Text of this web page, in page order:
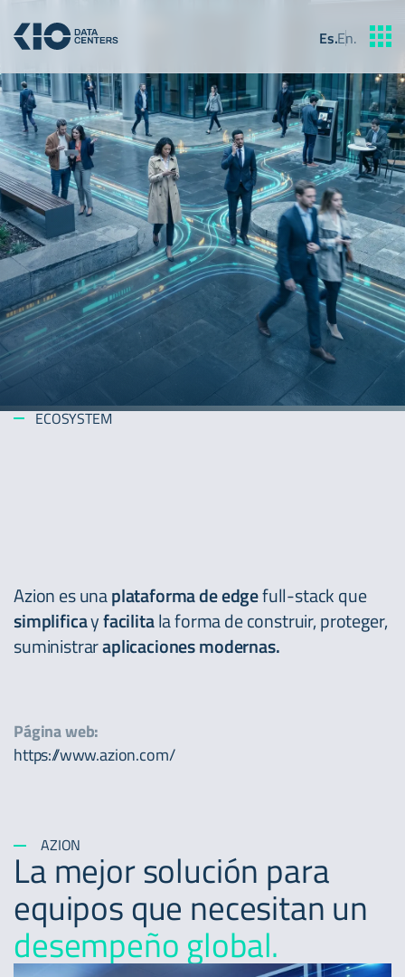
Es.En.
ECOSYSTEM
Azion es unaplataforma de edgefull-stack que
simplificayfacilitala forma de construir, proteger,
suministraraplicaciones modernas.
Página web:
https://www.azion.com/
AZION
La mejor solución para
equipos que necesitan un
desempeño global.